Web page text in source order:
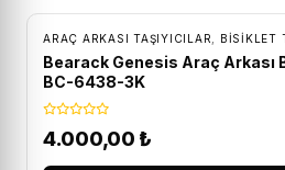
ARAÇ ARKASI TAŞIYICILAR BISIKLET
Bearack Genesis Araç Arkası
BC-6438-3K
4.000,00 ₺